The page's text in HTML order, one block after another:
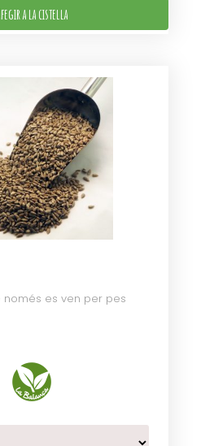
a la cistella
es ven per pes